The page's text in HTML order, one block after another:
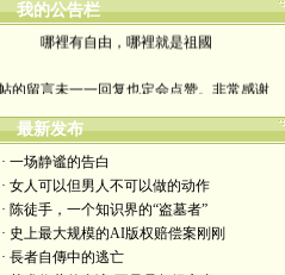
我的公告栏
哪裡有自由，哪裡就是祖國
yimengling53@yahoo.com
有意收藏者请私信我，感谢一贯支持
政治转载不一定代表本人意见
艺术博客：https://yimengl.blog
最新发布
· 一场静谧的告白
· 女人可以但男人不可以做的动作
· 陈徒手，一个知识界的“盗墓者”
· 史上最大规模的AI版权赔偿案刚刚
· 長者自傳中的逃亡